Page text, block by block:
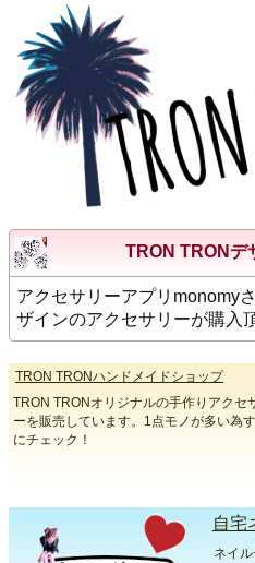
TRON TRONデ
アクセサリーアプリmonomy
ザインのアクセサリーが購入
TRON TRONハンドメイドショップ
TRON TRONオリジナルの手作りアクセ
ーを販売しています。1点モノが多い為
にチェック！
自宅
ネイ